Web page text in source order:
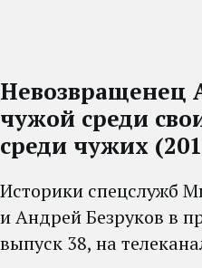
Невозвращенец
чужой среди
среди чужих
Историки спецслужб
и Андрей Безруков в
выпуск 38, на